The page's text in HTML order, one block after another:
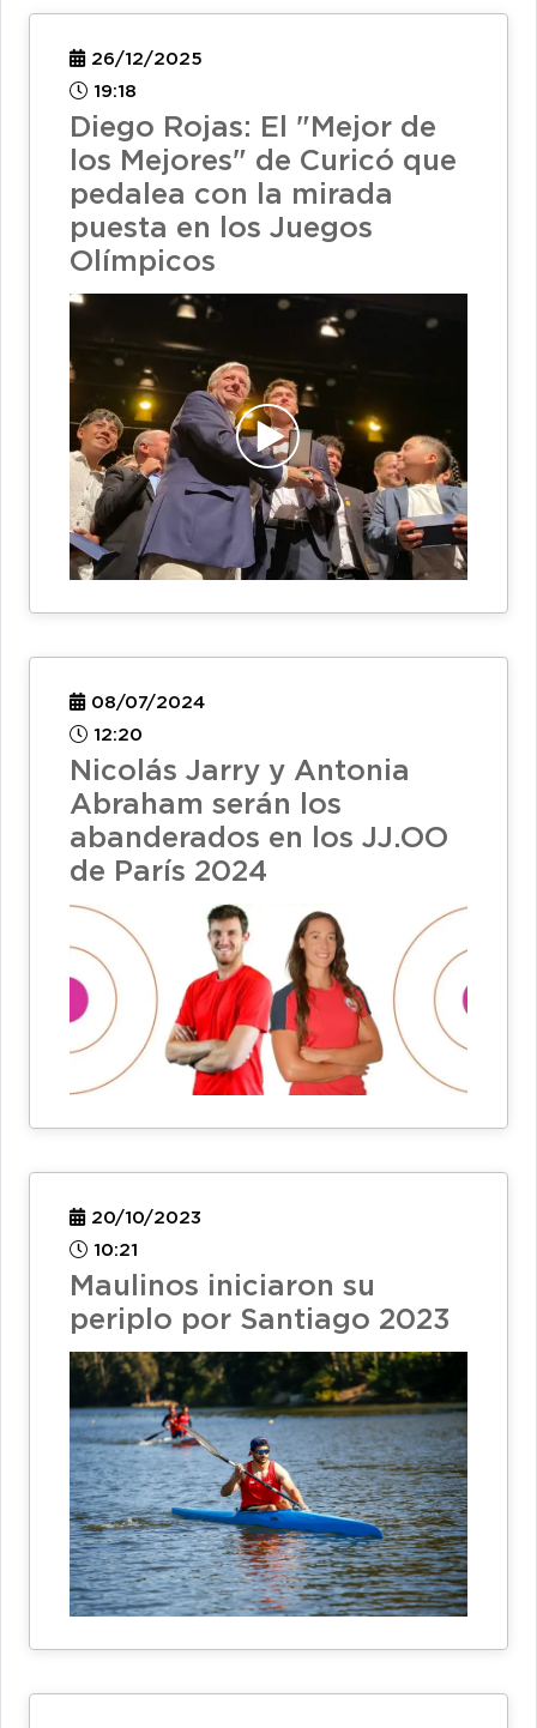
26/12/2025
19:18
Diego Rojas: El "Mejor de
los Mejores" de Curicó que
pedalea con la mirada
puesta en los Juegos
Olímpicos
08/07/2024
12:20
Nicolás Jarry y Antonia
Abraham serán los
abanderados en los JJ.OO
de París 2024
20/10/2023
10:21
Maulinos iniciaron su
periplo por Santiago 2023